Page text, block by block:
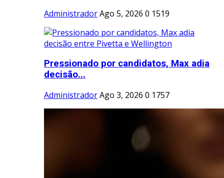
AdministradorAgo 5, 2026 0 1519
Pressionado por candidatos, Max adia
decisão...
AdministradorAgo 3, 2026 0 1757